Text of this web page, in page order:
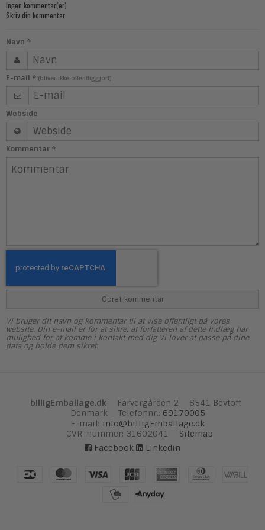
Ingen kommentar(er)
Skriv din kommentar
Navn *
E-mail * (bliver ikke offentliggjort)
Webside
Kommentar *
Opret kommentar
Vi bruger dit navn og kommentar til at vise offentligt på vores
website. Din e-mail er for at sikre, at forfatteren af dette indlæg har
mulighed for at komme i kontakt med dig Vi lover at passe på dine
data og holde dem sikret.
billigEmballage.dk Farvergården 2
6541 Bevtoft
Denmark
Telefonnr.: 69170005
E-mail: info@billigEmballage.dk
CVR-nummer: 31602041
Sitemap
Facebook
Linkedin